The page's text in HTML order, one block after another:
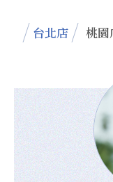
台北店 桃園